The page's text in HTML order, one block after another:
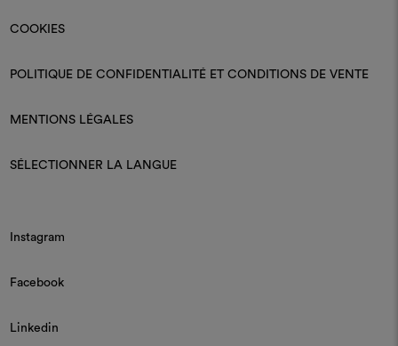
COOKIES
POLITIQUE DE CONFIDENTIALITÉ ET CONDITIONS DE VENTE
MENTIONS LÉGALES
SÉLECTIONNER LA LANGUE
Instagram
Facebook
Linkedin